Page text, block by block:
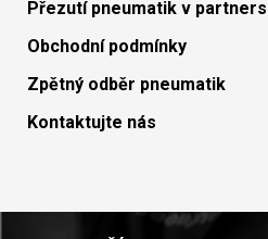
Přezutí pneumatik v
Obchodní podmínky
Zpětný odběr pneumatik
Kontaktujte nás